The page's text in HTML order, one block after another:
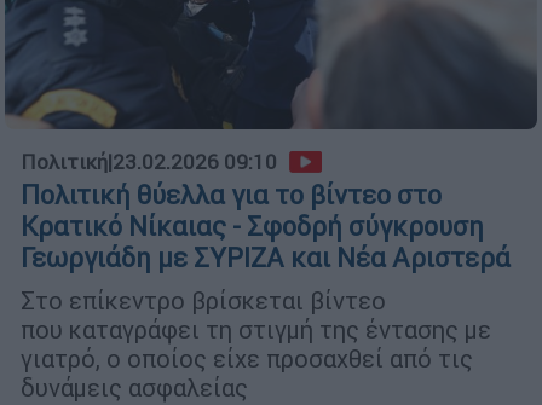
Πολιτική|23.02.2026 09:10
Πολιτική θύελλα για το βίντεο στο
Κρατικό Νίκαιας - Σφοδρή σύγκρουση
Γεωργιάδη με ΣΥΡΙΖΑ και Νέα Αριστερά
Στο επίκεντρο βρίσκεται βίντεο
που καταγράφει τη στιγμή της έντασης με
γιατρό, ο οποίος είχε προσαχθεί από τις
δυνάμεις ασφαλείας